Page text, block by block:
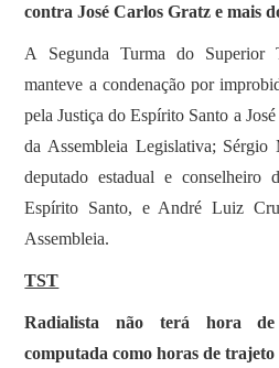
contra José Carlos Gratz e mais
A Segunda Turma do Superior
manteve a condenação por
pela Justiça do Espírito Santo a
da Assembleia Legislativa;
deputado estadual e
Espírito Santo, e André Luiz
Assembleia.
TST
Radialista não terá hora de
computada como horas de trajeto